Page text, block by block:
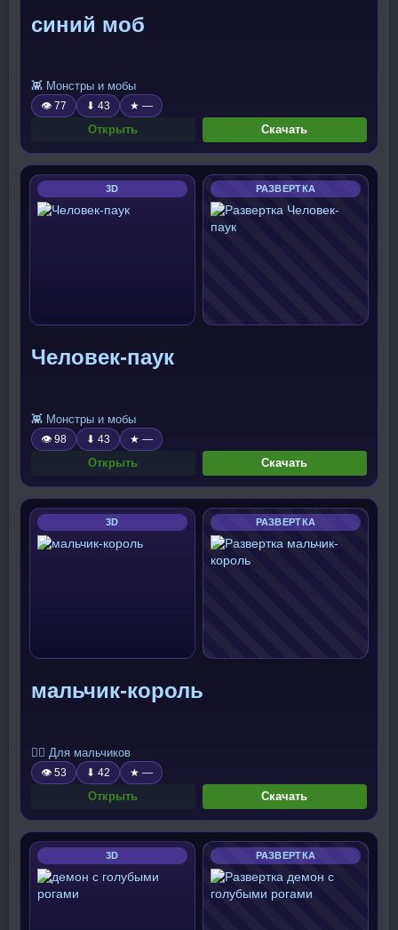
синий моб
👾 Монстры и мобы
👁 77 ⬇ 43 ★ —
Открыть Скачать
3D РАЗВЕРТКА
Человек-паук
👾 Монстры и мобы
👁 98 ⬇ 43 ★ —
Открыть Скачать
3D РАЗВЕРТКА
мальчик-король
🧍‍♂️ Для мальчиков
👁 53 ⬇ 42 ★ —
Открыть Скачать
3D РАЗВЕРТКА